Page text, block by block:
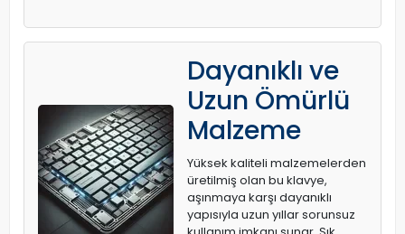
Dayanıklı ve
Uzun Ömürlü
Malzeme
Yüksek kaliteli malzemelerden
üretilmiş olan bu klavye,
aşınmaya karşı dayanıklı
yapısıyla uzun yıllar sorunsuz